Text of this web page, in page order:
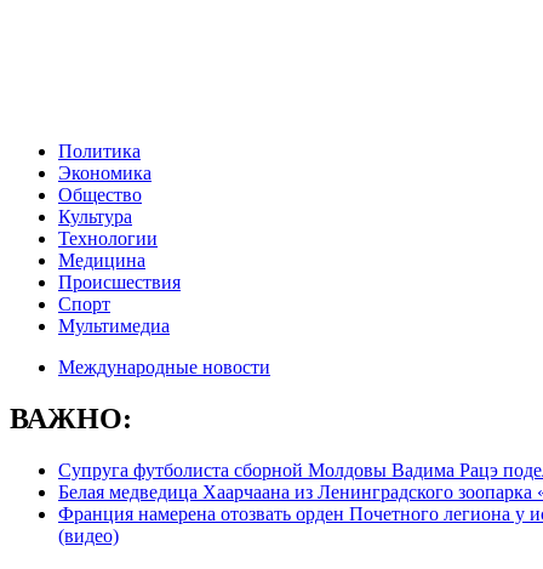
Политика
Экономика
Общество
Культура
Технологии
Медицина
Происшествия
Спорт
Мультимедиа
Международные новости
ВАЖНО:
Супруга футболиста сборной Молдовы Вадима Рацэ
Белая медведица Хаарчаана из Ленинградского
Франция намерена отозвать орден Почетного легиона у
(видео)